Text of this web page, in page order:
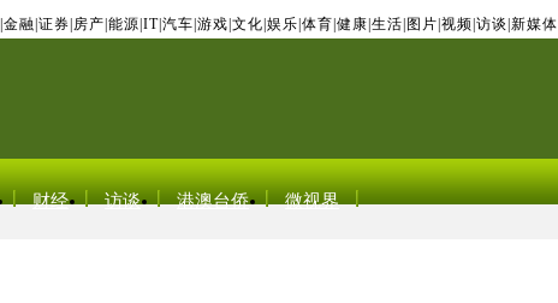
金融 证券 房产 能源 IT| 汽车 游戏 文化 娱乐 体育 健康 生活 图片 视频 访谈 新媒体
财经 访谈 港澳台侨 微视界